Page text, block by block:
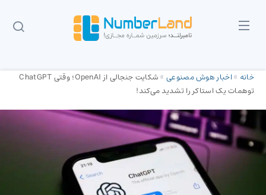
خانه »اخبار هوش مصنوعی»
شکایت جنجالی از OpenAI؛ وقتی ChatGPT
توهمات یک استاکر را تشدید می‌کند!